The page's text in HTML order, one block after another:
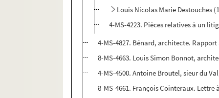
Louis Nicolas Marie Destouches
4-MS-4223. Pièces relatives à un
4-MS-4827. Bénard, architecte.
8-MS-4663. Louis Simon Bonnot,
4-MS-4500. Antoine Broutel, sieur du
8-MS-4661. François Cointeraux.